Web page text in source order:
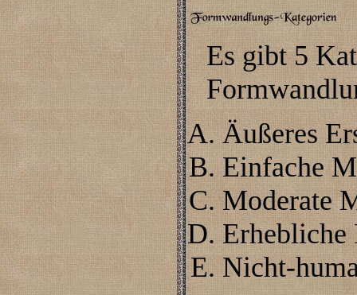
Es gibt 5
Äußeres
Einfache
Moderate
Nicht-